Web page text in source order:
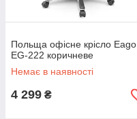
Польща офісне крісло Eago
EG-222 коричневе
Немає в наявності
4 299 ₴